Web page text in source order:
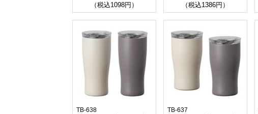
（税込1098円）
（税込1386円）
TB-638
TB-637